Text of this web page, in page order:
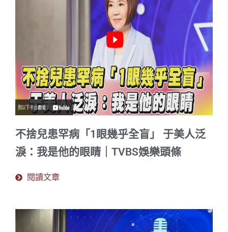
不捨兒患罕病「1眼幾乎全盲」 于美人泛
淚：我是他的眼睛｜TVBS娛樂頭條
閱讀文章